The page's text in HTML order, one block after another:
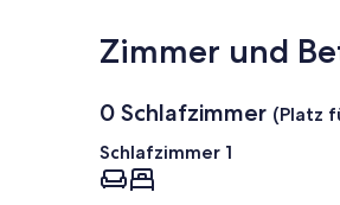
Zimmer und
0 Schlafzimmer (Platz
Schlafzimmer 1